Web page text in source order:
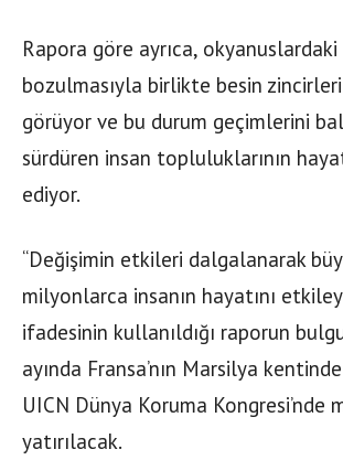
Rapora göre ayrıca,
bozulmasıyla birlikte besin
görüyor ve bu durum geçimlerini
sürdüren insan topluluklarının
ediyor.
“Değişimin etkileri dalgalanarak
milyonlarca insanın hayatını
ifadesinin kullanıldığı raporun
ayında Fransa’nın Marsilya
UICN Dünya Koruma Kongresi’nde
yatırılacak.